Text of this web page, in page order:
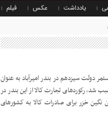
یادداشت عکس فیلم
دولت سیزدهم در بندر امیرآباد به عنوان
شد، رکوردهای تجارت کالا از این بندر در
نگین خزر برای صادرات کالا به کشورهای